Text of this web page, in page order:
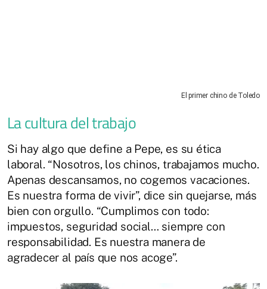
El primer chino de Toledo
La cultura del trabajo
Si hay algo que define a Pepe, es su ética
laboral. “Nosotros, los chinos, trabajamos mucho.
Apenas descansamos, no cogemos vacaciones.
Es nuestra forma de vivir”, dice sin quejarse, más
bien con orgullo. “Cumplimos con todo:
impuestos, seguridad social… siempre con
responsabilidad. Es nuestra manera de
agradecer al país que nos acoge”.